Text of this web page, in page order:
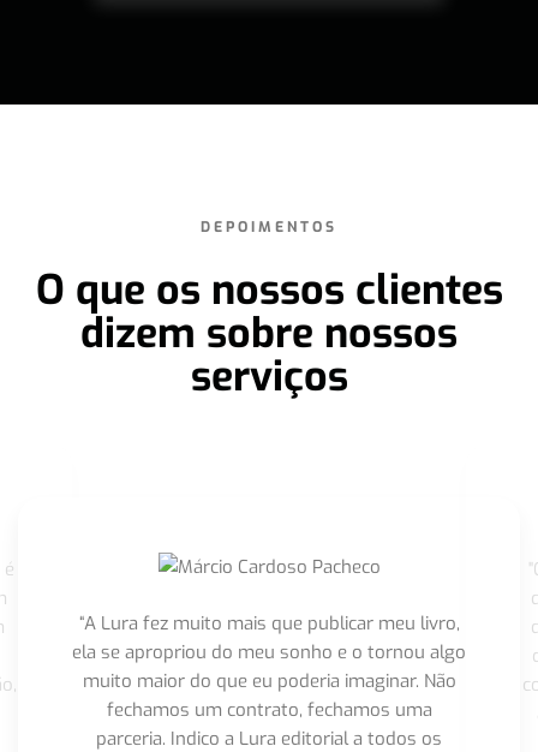
DEPOIMENTOS
O que os nossos clientes
dizem sobre nossos
serviços
“A Lura fez muito mais que publicar meu livro,
ela se apropriou do meu sonho e o tornou algo
muito maior do que eu poderia imaginar. Não
fechamos um contrato, fechamos uma
parceria. Indico a Lura editorial a todos os